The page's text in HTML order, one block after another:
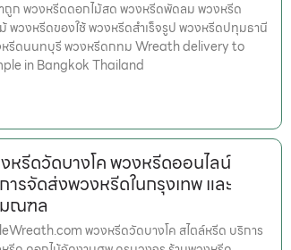
ถูก พวงหรีดดอกไม้สด พวงหรีดพัดลม พวงหรีด
พวงหรีดของใช้ พวงหรีดสำเร็จรูป พวงหรีดปทุมธานี
รีดนนทบุรี พวงหรีดกทม Wreath delivery to
in Bangkok Thailand
หรีดวัดบางโค พวงหรีดออนไลน์
ารจัดส่งพวงหรีดในกรุงเทพ และ
ณฑล
พวงหรีดวัดบางโค สไตล์หรีด บริการ